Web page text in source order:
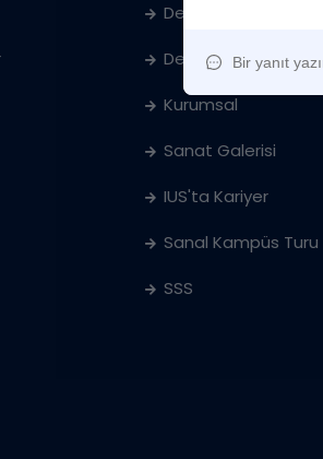
Denklik
Ders Katalogları
Kurumsal
Sanat Galerisi
IUS'ta Kariyer
Sanal Kampüs Turu
SSS